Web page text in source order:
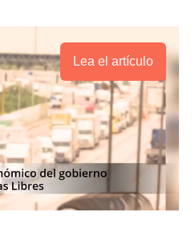
Lea el artículo